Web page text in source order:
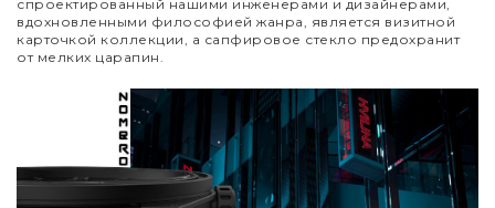
спроектированный нашими инженерами и дизайнерами,
вдохновленными философией жанра, является визитной
карточкой коллекции, а сапфировое стекло предохранит
от мелких царапин.